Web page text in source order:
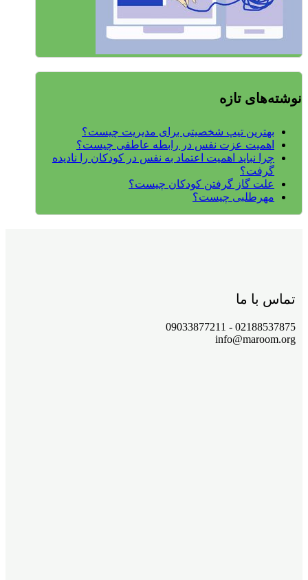
نوشته‌های تازه
بهترین تیپ شخصیتی برای مدیریت چیست؟
اهمیت عزت نفس در رابطه عاطفی چیست؟
چرا نباید اهمیت اعتماد به نفس در کودکان را نادیده
گرفت؟
علت گاز گرفتن کودکان چیست؟
مهرطلبی چیست؟
تماس با ما
02188537875 - 09033877211
info@maroom.org